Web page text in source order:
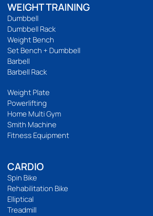
WEIGHT TRAINING
Dumbbell
Dumbbell Rack
Weight Bench
Set Bench + Dumbbell
Barbell
Barbell Rack
Weight Plate
Powerlifting
Home Multi Gym
Smith Machine
Fitness Equipment
CARDIO
Spin Bike
Rehabilitation Bike
Elliptical
Treadmill